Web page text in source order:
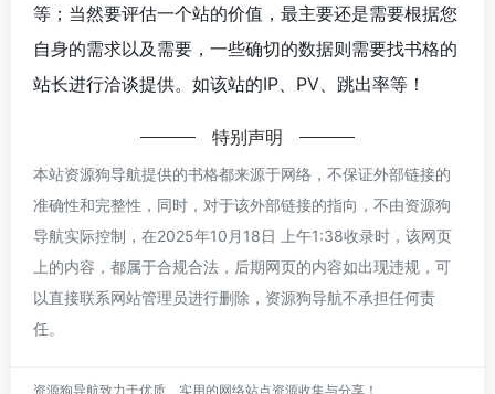
等；当然要评估一个站的价值，最主要还是需要根据您
自身的需求以及需要，一些确切的数据则需要找书格的
站长进行洽谈提供。如该站的IP、PV、跳出率等！
特别声明
本站资源狗导航提供的书格都来源于网络，不保证外部链接的
准确性和完整性，同时，对于该外部链接的指向，不由资源狗
导航实际控制，在2025年10月18日 上午1:38收录时，该网页
上的内容，都属于合规合法，后期网页的内容如出现违规，可
以直接联系网站管理员进行删除，资源狗导航不承担任何责
任。
资源狗导航致力于优质、实用的网络站点资源收集与分享！